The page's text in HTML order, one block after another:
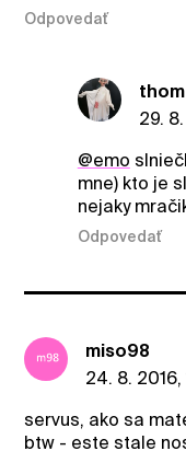
Odpovedať
thom
29.
@emo
mne) kto je
nejaky
Odpovedať
miso98
24. 8. 2016,
servus, ako sa
btw - este stale